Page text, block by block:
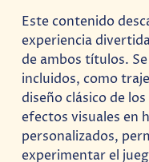
Este contenido
experiencia
de ambos títulos.
incluidos, como
diseño clásico de
efectos visuales en
personalizados,
experimentar el